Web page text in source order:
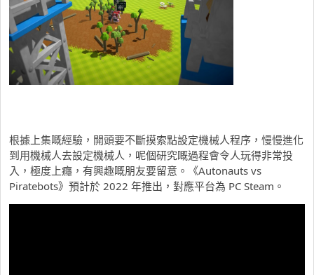
根據上集嘅經驗，開頭要不斷摸索點設定機械人程序，慢慢進化
到用機械人去設定機械人，呢個研究嘅過程會令人玩得非常投
入，極度上癮，有興趣嘅朋友要留意。《Autonauts vs
Piratebots》預計於 2022 年推出，對應平台為 PC Steam。